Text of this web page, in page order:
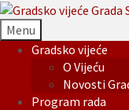
Menu
Gradsko vijeće
O Vijeću
Novosti
Program rada